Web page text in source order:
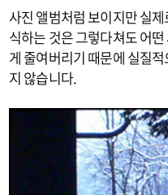
사진 앨범처럼 보이지만 실
식하는 것은 그렇다쳐도 어
게 줄여버리기 때문에 실질
지 않습니다.